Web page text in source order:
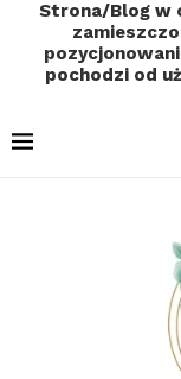
Strona/Blog w
pochodzi od